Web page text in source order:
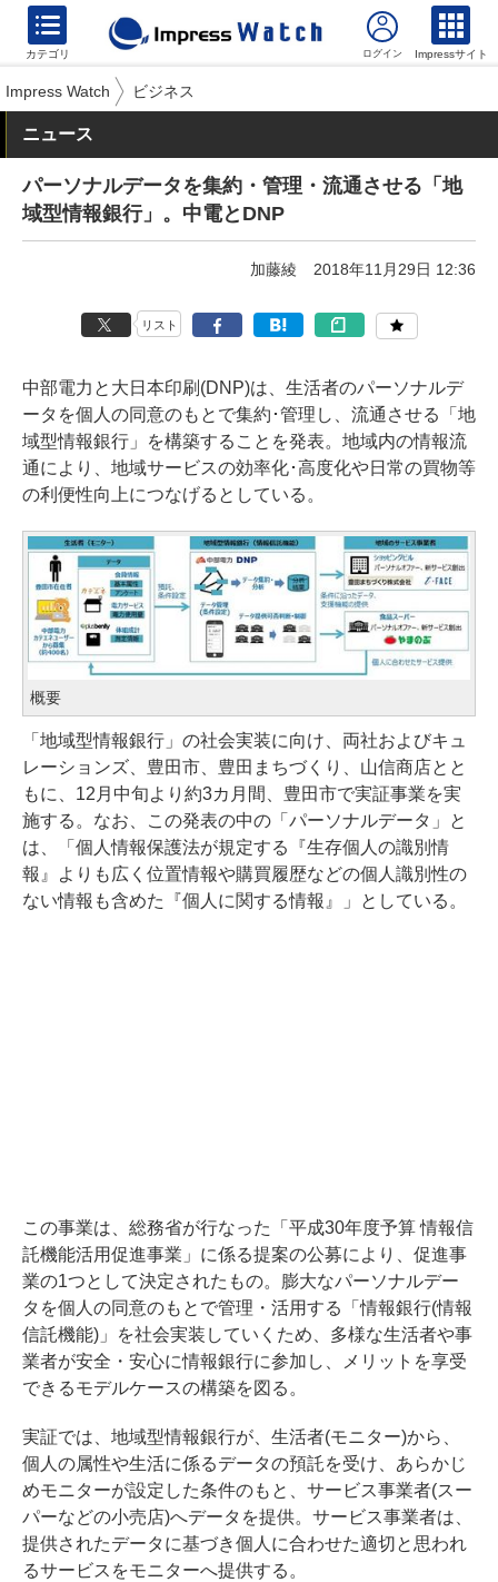
カテゴリ Impressサイト
Impress Watch ビジネス
ニュース
パーソナルデータを集約・管理・流通させる「地
域型情報銀行」。中電とDNP
加藤綾 2018年11月29日 12:36
リスト
中部電力と大日本印刷(DNP)は、生活者のパーソナルデ
ータを個人の同意のもとで集約･管理し、流通させる「地
域型情報銀行」を構築することを発表。地域内の情報流
通により、地域サービスの効率化･高度化や日常の買物等
の利便性向上につなげるとしている。
概要
「地域型情報銀行」の社会実装に向け、両社およびキュ
レーションズ、豊田市、豊田まちづくり、山信商店とと
もに、12月中旬より約3カ月間、豊田市で実証事業を実
施する。なお、この発表の中の「パーソナルデータ」と
は、「個人情報保護法が規定する『生存個人の識別情
報』よりも広く位置情報や購買履歴などの個人識別性の
ない情報も含めた『個人に関する情報』」としている。
この事業は、総務省が行なった「平成30年度予算 情報信
託機能活用促進事業」に係る提案の公募により、促進事
業の1つとして決定されたもの。膨大なパーソナルデー
タを個人の同意のもとで管理・活用する「情報銀行(情報
信託機能)」を社会実装していくため、多様な生活者や事
業者が安全・安心に情報銀行に参加し、メリットを享受
できるモデルケースの構築を図る。
実証では、地域型情報銀行が、生活者(モニター)から、
個人の属性や生活に係るデータの預託を受け、あらかじ
めモニターが設定した条件のもと、サービス事業者(スー
パーなどの小売店)へデータを提供。サービス事業者は、
提供されたデータに基づき個人に合わせた適切と思われ
るサービスをモニターへ提供する。